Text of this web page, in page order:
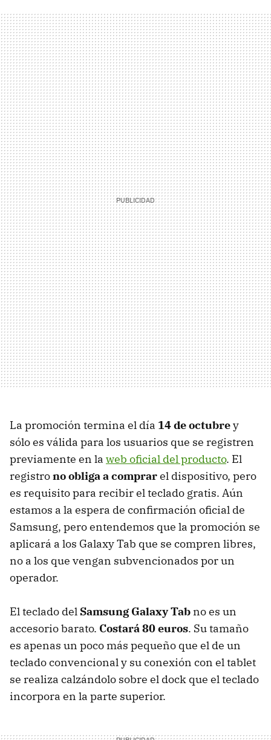
La promoción termina el día 14 de octubrey
sólo es válida para los usuarios que se registren
previamente en la web oficial del producto. El
registrono obliga a comprarel dispositivo, pero
es requisito para recibir el teclado gratis. Aún
estamos a la espera de confirmación oficial de
Samsung, pero entendemos que la promoción se
aplicará a los Galaxy Tab que se compren libres,
no a los que vengan subvencionados por un
operador.
El teclado del Samsung Galaxy Tab no es un
accesorio barato. Costará 80 euros. Su tamaño
es apenas un poco más pequeño que el de un
teclado convencional y su conexión con el tablet
se realiza calzándolo sobre el dock que el teclado
incorpora en la parte superior.